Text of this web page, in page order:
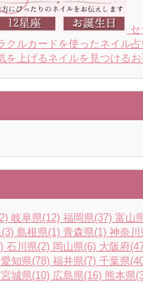
クルカードを使ったネイル
を上げるネイルを見つけるお
岐阜県(12) 福岡県(37) 富山
(3) 島根県(1) 青森県(1) 神奈川
石川県(2) 岡山県(6) 大阪府
愛知県(78) 福井県(7) 千葉県
宮城県(10) 広島県(16) 熊本県